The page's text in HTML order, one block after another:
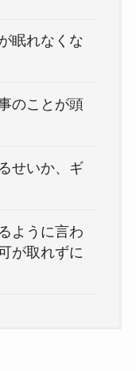
眠れなくな
のことが頭
せいか、ギ
ように言わ
が取れずに